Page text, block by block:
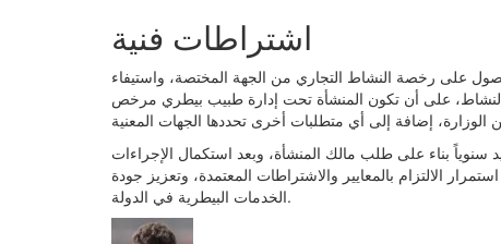
اشتراطات فنية
على رخصة النشاط التجاري من الجهة المختصة، واستيفاء
على أن تكون المنشأة تحت إدارة طبيب بيطري مرخص
سنوياً بناء على طلب مالك المنشأة، وبعد استكمال الإجراءات
الالتزام بالمعايير والاشتراطات المعتمدة، وتعزيز جودة
الخدمات البيطرية في الدولة.